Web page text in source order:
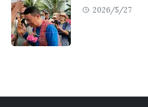
2026/5/27